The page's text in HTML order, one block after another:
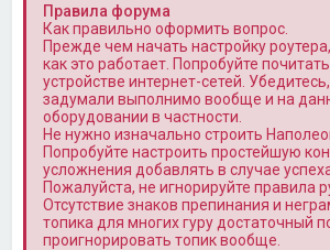
Правила форума
Как правильно оформить вопрос.
Прежде чем начать настройку
как это работает. Попробуйте
устройстве интернет-сетей.
задумали выполнимо вообще и на
оборудовании в частности.
Не нужно изначально строить
Попробуйте настроить простейшую
усложнения добавлять в случае
Пожалуйста, не игнорируйте правила
Отсутствие знаков препинания и
топика для многих гуру достаточный
проигнорировать топик вообще.